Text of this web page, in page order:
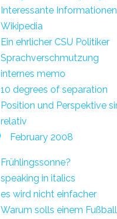
Interessante
Wikipedia
Ein ehrlicher CSU Politiker
Sprachverschmutzung
internes memo
10 degrees of separation
Position und Perspektive
relativ
February 2008
Frühlingssonne?
speaking in italics
es wird nicht einfacher
Warum solls einem